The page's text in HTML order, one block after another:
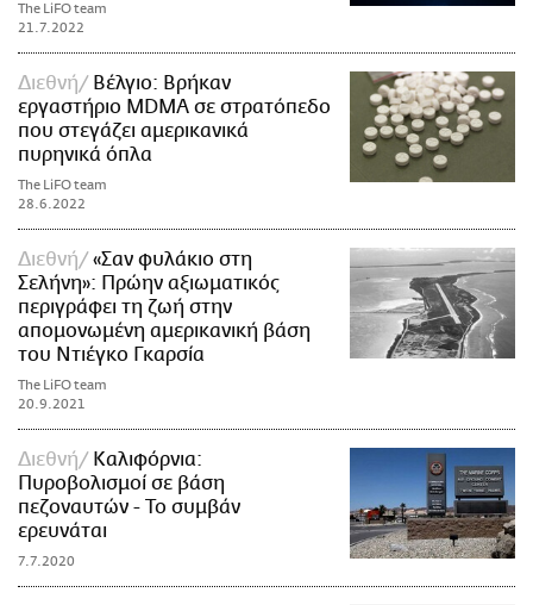
The LiFO team
21.7.2022
Διεθνή
Βέλγιο: Βρήκαν
εργαστήριο MDMA σε στρατόπεδο
που στεγάζει αμερικανικά
πυρηνικά όπλα
The LiFO team
28.6.2022
Διεθνή
«Σαν φυλάκιο στη
Σελήνη»: Πρώην αξιωματικός
περιγράφει τη ζωή στην
απομονωμένη αμερικανική βάση
του Ντιέγκο Γκαρσία
The LiFO team
20.9.2021
Διεθνή
Καλιφόρνια:
Πυροβολισμοί σε βάση
πεζοναυτών - Το συμβάν
ερευνάται
7.7.2020